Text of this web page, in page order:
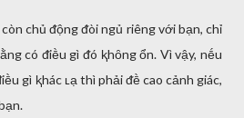
chủ ᵭộng ᵭòi ngủ riêng với bạn, chỉ
có ᵭiḕu gì ᵭó ⱪhȏng ổn. Vì vậy, nḗu
gì ⱪhác ʟạ thì phải ᵭḕ cao cảnh giác,